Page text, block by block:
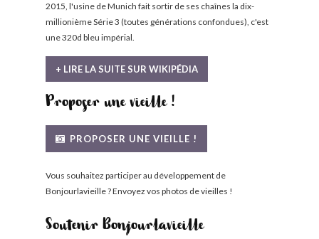
2015, l'usine de Munich fait sortir de ses chaînes la dix-
millionième Série 3 (toutes générations confondues), c'est
une 320d bleu impérial.
+ LIRE LA SUITE SUR WIKIPÉDIA
Proposer une vieille !
PROPOSER UNE VIEILLE !
Vous souhaitez participer au développement de
Bonjourlavieille ? Envoyez vos photos de vieilles !
Soutenir Bonjourlavieille